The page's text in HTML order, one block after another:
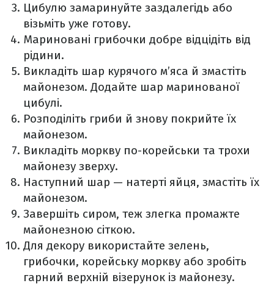
Цибулю замаринуйте заздалегідь або
візьміть уже готову.
Мариновані грибочки добре відцідіть від
рідини.
Викладіть шар курячого м’яса й змастіть
майонезом. Додайте шар маринованої
цибулі.
Розподіліть гриби й знову покрийте їх
майонезом.
Викладіть моркву по-корейськи та трохи
майонезу зверху.
Наступний шар — натерті яйця, змастіть їх
майонезом.
Завершіть сиром, теж злегка промажте
майонезною сіткою.
Для декору використайте зелень,
грибочки, корейську моркву або зробіть
гарний верхній візерунок із майонезу.